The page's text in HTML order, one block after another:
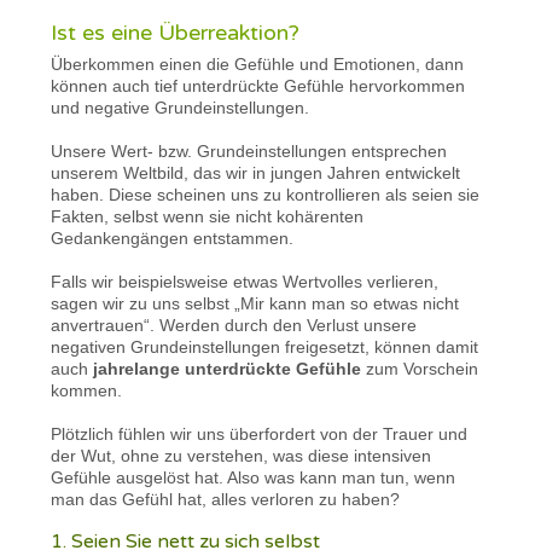
Ist es eine Überreaktion?
Überkommen einen die Gefühle und Emotionen, dann
können auch tief unterdrückte Gefühle hervorkommen
und negative Grundeinstellungen.
Unsere Wert- bzw. Grundeinstellungen entsprechen
unserem Weltbild, das wir in jungen Jahren entwickelt
haben. Diese scheinen uns zu kontrollieren als seien sie
Fakten, selbst wenn sie nicht kohärenten
Gedankengängen entstammen.
Falls wir beispielsweise etwas Wertvolles verlieren,
sagen wir zu uns selbst „Mir kann man so etwas nicht
anvertrauen“. Werden durch den Verlust unsere
negativen Grundeinstellungen freigesetzt, können damit
auch jahrelange unterdrückte Gefühle zum Vorschein
kommen.
Plötzlich fühlen wir uns überfordert von der Trauer und
der Wut, ohne zu verstehen, was diese intensiven
Gefühle ausgelöst hat. Also was kann man tun, wenn
man das Gefühl hat, alles verloren zu haben?
1. Seien Sie nett zu sich selbst